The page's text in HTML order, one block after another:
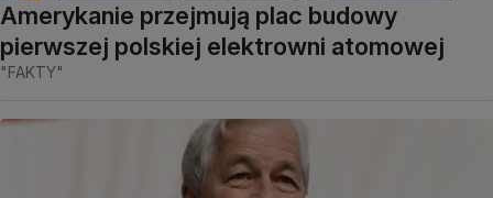
Amerykanie przejmują plac budowy
pierwszej polskiej elektrowni atomowej
"FAKTY"